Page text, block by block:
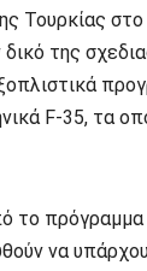
Τουρκίας
της
F-35, τα
το πρόγραμμα
να